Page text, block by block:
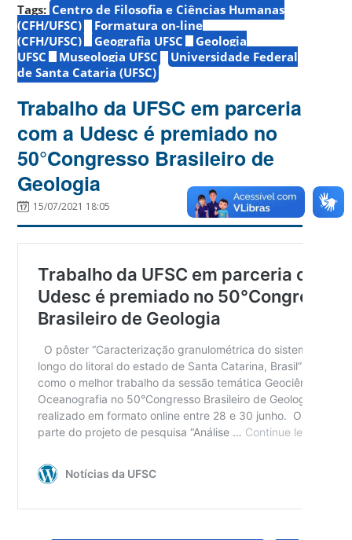
Tags: Centro de Filosofia e Ciências Humanas
(CFH/UFSC)
Formatura on-line
(CFH/UFSC)
Geografia UFSC
Geologia
UFSC
Museologia UFSC
Universidade Federal
de Santa Cataria (UFSC)
Trabalho da UFSC em parceria
com a Udesc é premiado no
50°Congresso Brasileiro de
Geologia
15/07/2021 18:05